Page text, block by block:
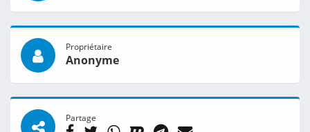
Propriétaire
Anonyme
Partage